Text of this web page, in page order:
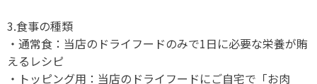
3.食事の種類
・通常食：当店のドライフードのみで1日に必要な栄養が賄
えるレシピ
・トッピング用：当店のドライフードにご自宅で「お肉